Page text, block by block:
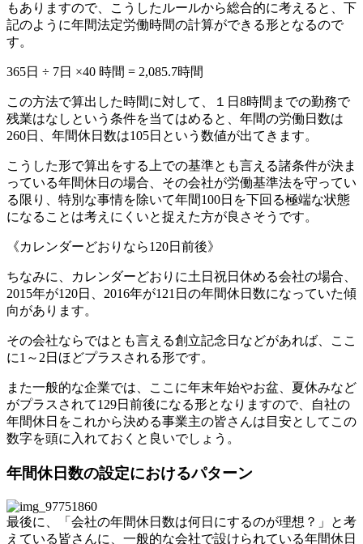
もありますので、こうしたルールから総合的に考えると、下
記のように年間法定労働時間の計算ができる形となるので
す。
365日 ÷ 7日 ×40 時間 = 2,085.7時間
この方法で算出した時間に対して、１日8時間までの勤務で
残業はなしという条件を当てはめると、年間の労働日数は
260日、年間休日数は105日という数値が出てきます。
こうした形で算出をする上での基準とも言える諸条件が決ま
っている年間休日の場合、その会社が労働基準法を守ってい
る限り、特別な事情を除いて年間100日を下回る極端な状態
になることは考えにくいと捉えた方が良さそうです。
《カレンダーどおりなら120日前後》
ちなみに、カレンダーどおりに土日祝日休める会社の場合、
2015年が120日、2016年が121日の年間休日数になっていた傾
向があります。
その会社ならではとも言える創立記念日などがあれば、ここ
に1～2日ほどプラスされる形です。
また一般的な企業では、ここに年末年始やお盆、夏休みなど
がプラスされて129日前後になる形となりますので、自社の
年間休日をこれから決める事業主の皆さんは目安としてこの
数字を頭に入れておくと良いでしょう。
年間休日数の設定におけるパターン
最後に、「会社の年間休日数は何日にするのが理想？」と考
えている皆さんに、一般的な会社で設けられている年間休日